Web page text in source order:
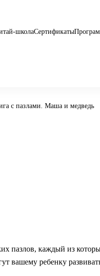
школаСертификаты
с пазлами. Маша и медведь
пазлов, каждый из
вашему ребенку